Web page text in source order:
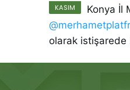
KASIM Konya İl
olarak istişarede